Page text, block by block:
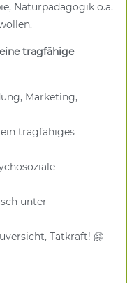
Naturpädagogik o.ä.
tragfähige
Marketing,
tragfähiges
unter
Tatkraft! 🤗